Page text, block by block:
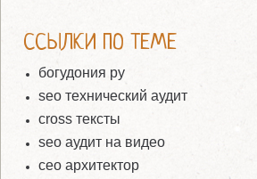
ССЫЛКИ ПО ТЕМЕ
богудония ру
seo технический аудит
cross тексты
seo аудит на видео
сео архитектор